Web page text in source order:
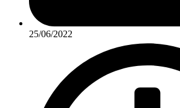
25/06/2022